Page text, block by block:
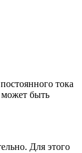
тока
может быть
Для этого